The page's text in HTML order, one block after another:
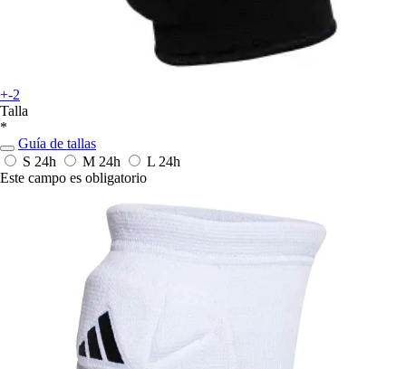
+-2
Talla
*
Guía de tallas
S 24h M 24h L 24h
Este campo es obligatorio